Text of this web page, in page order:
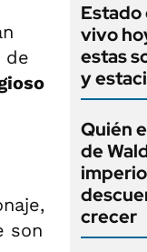
de
son
Estado
vivo
estas
y
Quién
de
crecer